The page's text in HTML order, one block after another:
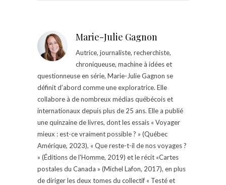
Marie-Julie Gagnon
Autrice, journaliste, recherchiste,
chroniqueuse, machine à idées et
questionneuse en série, Marie-Julie Gagnon se
définit d’abord comme une exploratrice. Elle
collabore à de nombreux médias québécois et
internationaux depuis plus de 25 ans. Elle a publié
une quinzaine de livres, dont les essais « Voyager
mieux : est-ce vraiment possible ? » (Québec
Amérique, 2023), « Que reste-t-il de nos voyages ?
» (Éditions de l'Homme, 2019) et le récit «Cartes
postales du Canada » (Michel Lafon, 2017), en plus
de diriger les deux tomes du collectif « Testé et